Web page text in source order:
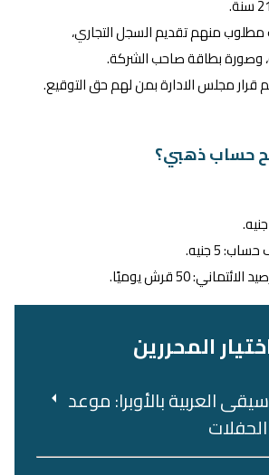
مطلوب منهم تقديم السجل التجاري،
وصورة بطاقة صاحب الشركة.
قرار مجلس الادارة بمن لهم حق التوقيع.
حساب ذهبي؟
5 جنيه.
50 قرش يوميًا.
المحررين
العربية بالأوبرا: موعد